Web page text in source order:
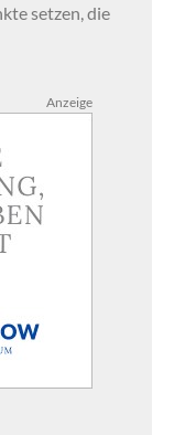
setzen, die
Anzeige